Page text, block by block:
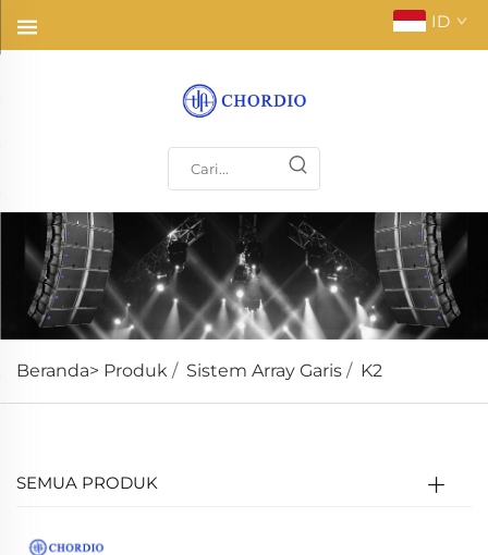
ID
Beranda> Produk / Sistem Array Garis / K2
SEMUA PRODUK